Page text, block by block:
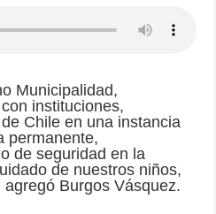
Municipalidad,
instituciones,
Chile en una instancia
permanente,
de seguridad en la
de nuestros niños,
Burgos Vásquez.